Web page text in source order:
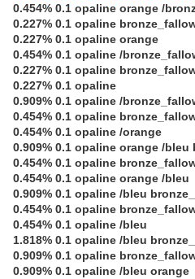
0.454% 0.1 opaline orange /
0.227% 0.1 opaline
0.227% 0.1 opaline orange
0.454% 0.1 opaline /
0.227% 0.1 opaline
0.227% 0.1 opaline
0.909% 0.1 opaline /
0.454% 0.1 opaline
0.454% 0.1 opaline /orange
0.909% 0.1 opaline orange /bleu
0.454% 0.1 opaline
0.454% 0.1 opaline orange /bleu
0.909% 0.1 opaline /bleu
0.454% 0.1 opaline
0.454% 0.1 opaline /bleu
1.818% 0.1 opaline /bleu
0.909% 0.1 opaline
0.909% 0.1 opaline /bleu orange